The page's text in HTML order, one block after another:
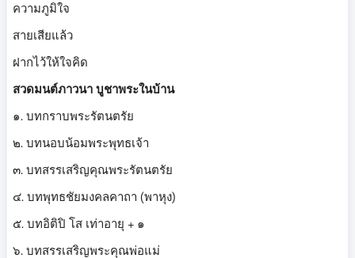
ความภูมิใจ
สายเสียแล้ว
ฝากไว้ให้ใจคิด
สวดมนต์ภาวนา บูชาพระในบ้าน
๑. บทกราบพระรัตนตรัย
๒. บทนอบน้อมพระพุทธเจ้า
๓. บทสรรเสริญคุณพระรัตนตรัย
๔. บทพุทธชัยมงคลคาถา (พาหุง)
๕. บทอิติปิ โส เท่าอายุ + ๑
๖. บทสรรเสริญพระคุณพ่อแม่